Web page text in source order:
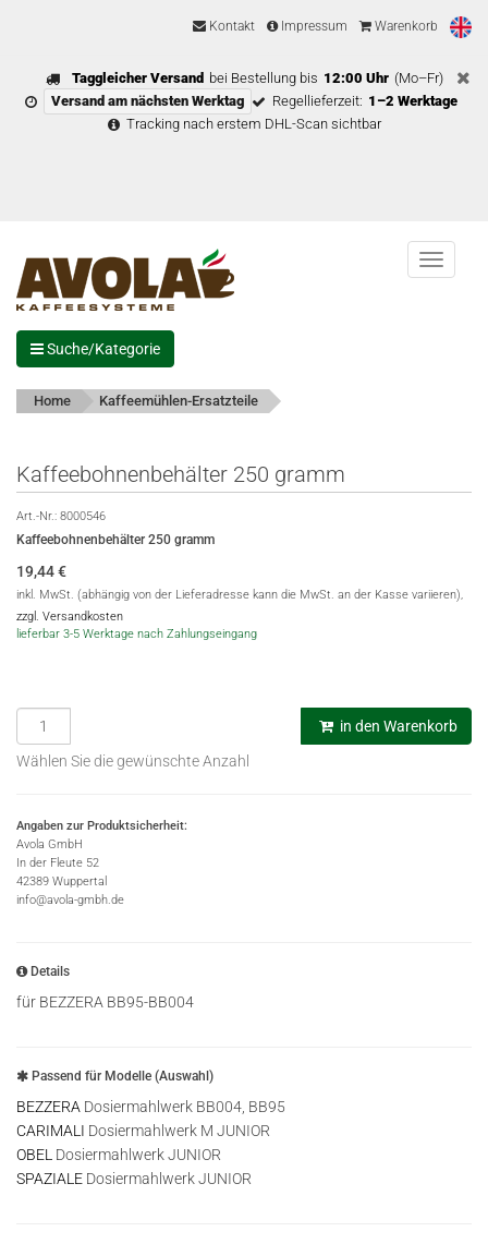
Kontakt Impressum Warenkorb
Taggleicher Versand bei Bestellung bis 12:00 Uhr (Mo–Fr)
Versand am nächsten Werktag
Regellieferzeit: 1–2 Werktage
Tracking nach erstem DHL-Scan sichtbar
Menu
Suche/Kategorie
Home Kaffeemühlen-Ersatzteile
Kaffeebohnenbehälter 250 gramm
Art.-Nr.: 8000546
Kaffeebohnenbehälter 250 gramm
19,44€
inkl. MwSt. (abhängig von der Lieferadresse kann die MwSt. an der Kasse variieren),
zzgl. Versandkosten
lieferbar 3-5 Werktage nach Zahlungseingang
in den Warenkorb
Wählen Sie die gewünschte Anzahl
Angaben zur Produktsicherheit:
Avola GmbH
In der Fleute 52
42389 Wuppertal
info@avola-gmbh.de
Details
für BEZZERA BB95-BB004
Passend für Modelle (Auswahl)
BEZZERA Dosiermahlwerk BB004, BB95
CARIMALI Dosiermahlwerk M JUNIOR
OBEL Dosiermahlwerk JUNIOR
SPAZIALE Dosiermahlwerk JUNIOR